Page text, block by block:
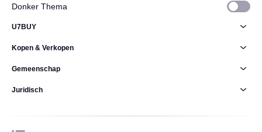
Donker Thema
U7BUY
Kopen & Verkopen
Gemeenschap
Juridisch